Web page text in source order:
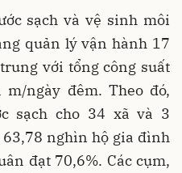
sạch và vệ sinh môi
quản lý vận hành 17
với tổng công suất
ngày đêm. Theo đó,
sạch cho 34 xã và 3
nghìn hộ gia đình
đạt 70,6%. Các cụm,